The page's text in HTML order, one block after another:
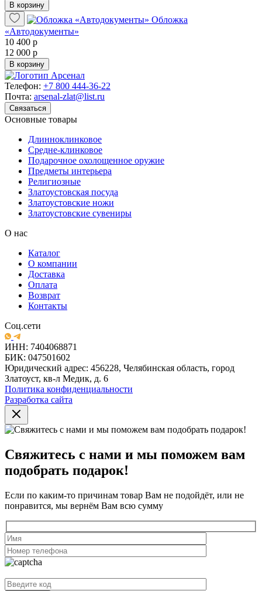
В корзину
Обложка
«Автодокументы»
10 400 р
12 000 р
В корзину
Телефон: +7 800 444-36-22
Почта: arsenal-zlat@list.ru
Связаться
Основные товары
Длинноклинковое
Средне-клинковое
Подарочное охолощенное оружие
Предметы интерьера
Религиозные
Златоустовская посуда
Златоустовские ножи
Златоустовские сувениры
О нас
Каталог
О компании
Доставка
Оплата
Возврат
Контакты
Соц.сети
ИНН: 7404068871
БИК: 047501602
Юридический адрес: 456228, Челябинская область, город
Златоуст, кв-л Медик, д. 6
Политика конфиденциальности
Разработка сайта
Свяжитесь с нами и мы поможем вам
подобрать подарок!
Если по каким-то причинам товар Вам не подойдёт, или не
понравится, мы вернём Вам всю сумму